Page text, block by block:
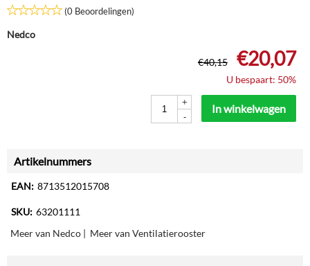
(0 Beoordelingen)
Nedco
€40,15 €20,07
U bespaart: 50%
+
-
In winkelwagen
Artikelnummers
EAN: 8713512015708
SKU: 63201111
Meer van Nedco | Meer van Ventilatierooster